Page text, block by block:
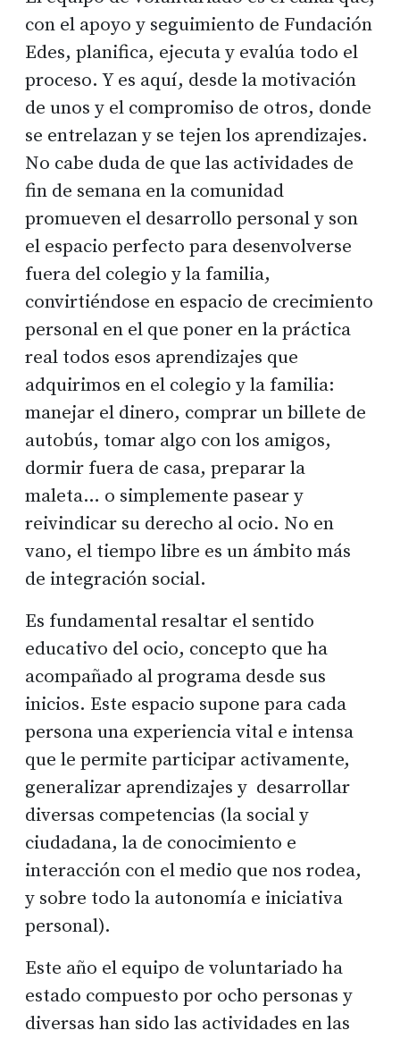
con el apoyo y seguimiento de Fundación
Edes, planifica, ejecuta y evalúa todo el
proceso. Y es aquí, desde la motivación
de unos y el compromiso de otros, donde
se entrelazan y se tejen los aprendizajes.
No cabe duda de que las actividades de
fin de semana en la comunidad
promueven el desarrollo personal y son
el espacio perfecto para desenvolverse
fuera del colegio y la familia,
convirtiéndose en espacio de crecimiento
personal en el que poner en la práctica
real todos esos aprendizajes que
adquirimos en el colegio y la familia:
manejar el dinero, comprar un billete de
autobús, tomar algo con los amigos,
dormir fuera de casa, preparar la
maleta… o simplemente pasear y
reivindicar su derecho al ocio. No en
vano, el tiempo libre es un ámbito más
de integración social.
Es fundamental resaltar el sentido
educativo del ocio, concepto que ha
acompañado al programa desde sus
inicios. Este espacio supone para cada
persona una experiencia vital e intensa
que le permite participar activamente,
generalizar aprendizajes y desarrollar
diversas competencias (la social y
ciudadana, la de conocimiento e
interacción con el medio que nos rodea,
y sobre todo la autonomía e iniciativa
personal).
Este año el equipo de voluntariado ha
estado compuesto por ocho personas y
diversas han sido las actividades en las